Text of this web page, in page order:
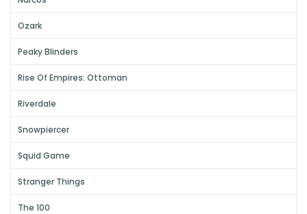
Ozark
Peaky Blinders
Rise Of Empires: Ottoman
Riverdale
Snowpiercer
Squid Game
Stranger Things
The 100